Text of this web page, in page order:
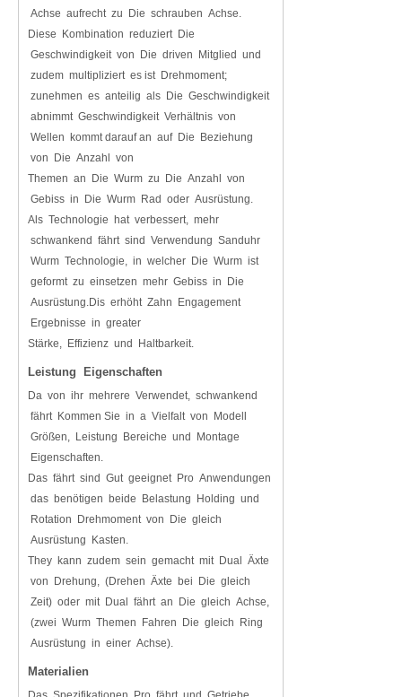
Achse aufrecht zu Die schrauben Achse.
Diese Kombination reduziert Die
Geschwindigkeit von Die driven Mitglied und
zudem multipliziert es ist Drehmoment;
zunehmen es anteilig als Die Geschwindigkeit
abnimmt Geschwindigkeit Verhältnis von
Wellen kommt darauf an auf Die Beziehung
von Die Anzahl von
Themen an Die Wurm zu Die Anzahl von
Gebiss in Die Wurm Rad oder Ausrüstung.
Als Technologie hat verbessert, mehr
schwankend fährt sind Verwendung Sanduhr
Wurm Technologie, in welcher Die Wurm ist
geformt zu einsetzen mehr Gebiss in Die
Ausrüstung.Dis erhöht Zahn Engagement
Ergebnisse in greater
Stärke, Effizienz und Haltbarkeit.
Leistung Eigenschaften
Da von ihr mehrere Verwendet, schwankend
fährt Kommen Sie in a Vielfalt von Modell
Größen, Leistung Bereiche und Montage
Eigenschaften.
Das fährt sind Gut geeignet Pro Anwendungen
das benötigen beide Belastung Holding und
Rotation Drehmoment von Die gleich
Ausrüstung Kasten.
They kann zudem sein gemacht mit Dual Äxte
von Drehung, (Drehen Äxte bei Die gleich
Zeit) oder mit Dual fährt an Die gleich Achse,
(zwei Wurm Themen Fahren Die gleich Ring
Ausrüstung in einer Achse).
Materialien